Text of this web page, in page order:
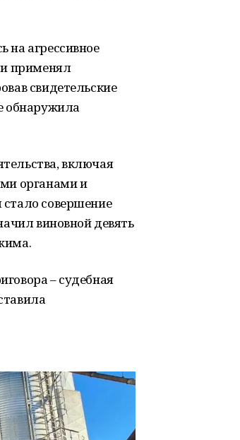
на агрессивное
применял
свидетельские
обнаружила
включая
органами и
совершение
виновной девять
– судебная